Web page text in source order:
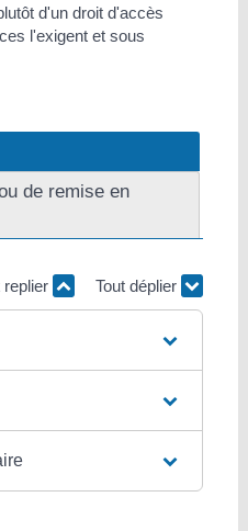
d'un droit d'accès
l'exigent et sous
de remise en
replier Tout déplier